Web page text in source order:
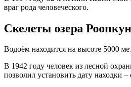
враг рода человеческого.
Скелеты озера
Водоём находится на высоте 5000
В 1942 году человек из лесной
позволил установить дату находки